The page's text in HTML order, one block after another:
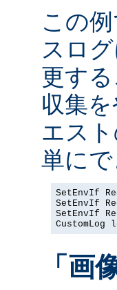
この
スロ
更す
収集
エス
単にで
SetEnvIf
SetEnvIf
SetEnvIf
CustomLog
「画